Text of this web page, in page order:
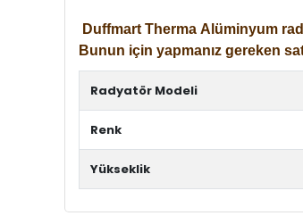
Duffmart Therma Alüminyum
Bunun için yapmanız gereken
Radyatör Modeli
Renk
Yükseklik